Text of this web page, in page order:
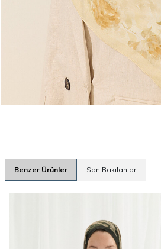
Benzer Ürünler Son Bakılanlar